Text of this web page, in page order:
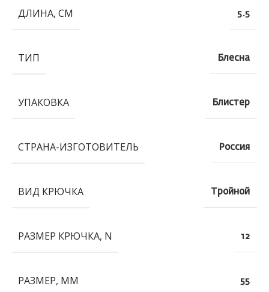
ДЛИНА, СМ 5.5
ТИП Блесна
УПАКОВКА Блистер
СТРАНА-ИЗГОТОВИТЕЛЬ Россия
ВИД КРЮЧКА Тройной
РАЗМЕР КРЮЧКА, N 12
РАЗМЕР, ММ 55